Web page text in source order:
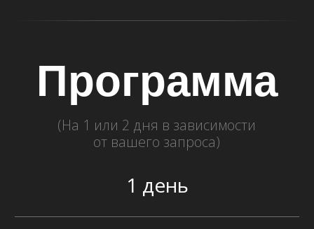
Дресс-код
Розовые и красные оттенки